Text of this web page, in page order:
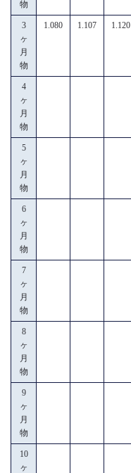
物
3
ヶ
月
物
1.080 1.107 1.120
4
ヶ
月
物
5
ヶ
月
物
6
ヶ
月
物
7
ヶ
月
物
8
ヶ
月
物
9
ヶ
月
物
10
ヶ